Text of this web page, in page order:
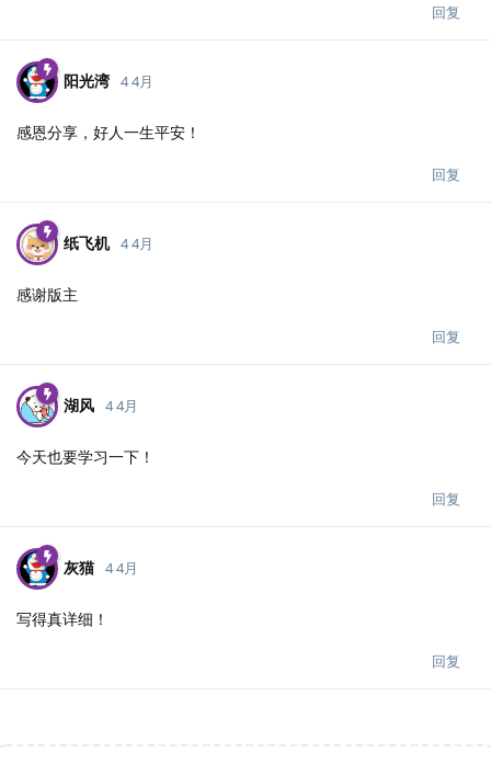
回复
阳光湾 4 4月
感恩分享，好人一生平安！
回复
纸飞机 4 4月
感谢版主
回复
湖风 4 4月
今天也要学习一下！
回复
灰猫 4 4月
写得真详细！
回复